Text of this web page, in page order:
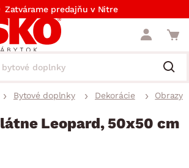
Zatvárame predajňu v Nitre
Bytové doplnky Dekorácie Obrazy
Leopard, 50x50 cm